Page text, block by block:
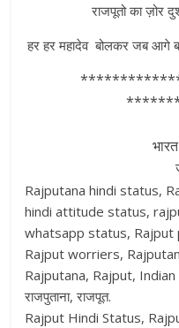
राजपूतो का ज़ोर
हर हर महादेव बोलकर जब आगे
Rajputana hindi status,
hindi attitude status,
whatsapp status,
Rajput worriers,
Rajputana, Rajput,
राजपुताना, राजपूत.
Rajput Hindi Status,